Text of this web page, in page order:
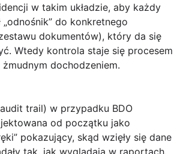
w takim układzie, aby każdy
„odnośnik” do konkretnego
dokumentów), który da się
Wtedy kontrola staje się procesem
dochodzeniem.
trail) w przypadku BDO
od początku jako
pokazujący, skąd wzięły się dane